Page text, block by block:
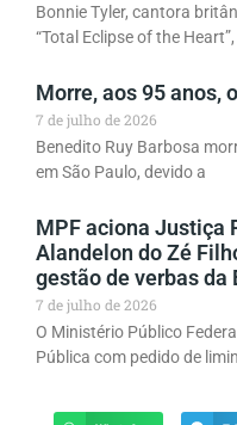
Bonnie Tyler, cantora
“Total Eclipse of the
Morre, aos 95 anos,
7 de julho de 2026
Benedito Ruy Barbosa
em São Paulo, devido a
MPF aciona Justiça
Alandelon do Zé
gestão de verbas da
7 de julho de 2026
O Ministério Público
Pública com pedido de